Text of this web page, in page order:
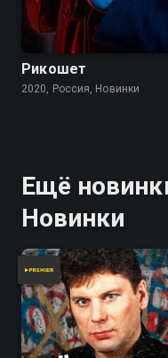
Рикошет
2020, Россия, Новинки
Ещё
Новинки